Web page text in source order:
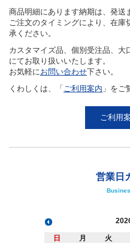
商品明細にあります納期は、発送
ご注文のタイミングにより、在
承ください。
カスタマイズ品、個別受注品、
にてお取り扱いいたします。
お気軽に お問い合わせ下さい。
くわしくは、「 ご利用案内 」をご
ご利用
営業日
日 月 火